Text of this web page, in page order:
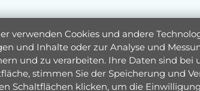
verwenden Cookies und andere
und Inhalte oder zur Analyse und
und zu verarbeiten. Ihre Daten sind
stimmen Sie der Speicherung und
Schaltflächen klicken, um die